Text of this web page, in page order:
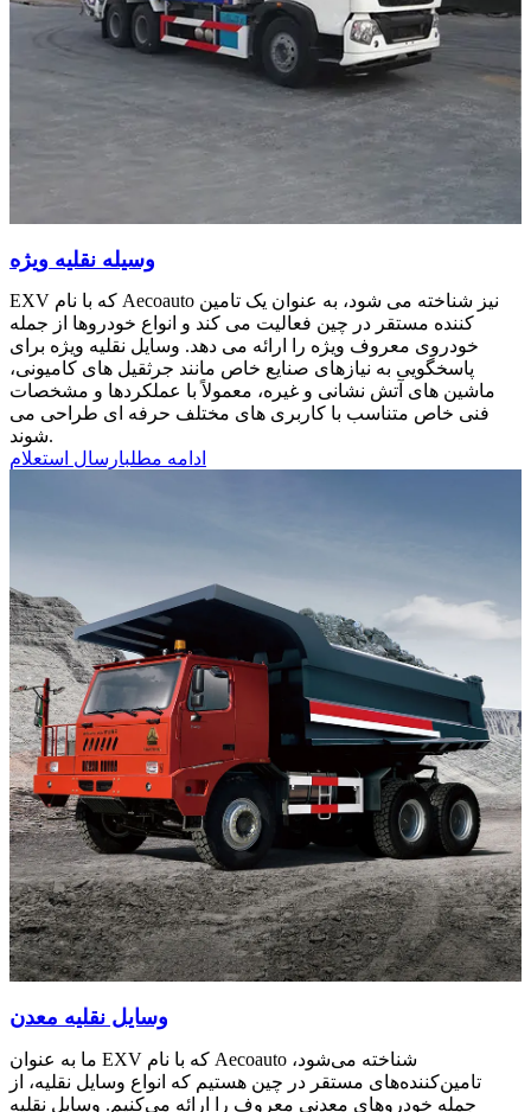
وسیله نقلیه ویژه
EXV که با نام Aecoauto نیز شناخته می شود، به عنوان یک تامین
کننده مستقر در چین فعالیت می کند و انواع خودروها از جمله
خودروی معروف ویژه را ارائه می دهد. وسایل نقلیه ویژه برای
پاسخگویی به نیازهای صنایع خاص مانند جرثقیل های کامیونی،
ماشین های آتش نشانی و غیره، معمولاً با عملکردها و مشخصات
فنی خاص متناسب با کاربری های مختلف حرفه ای طراحی می
شوند.
ادامه مطلبارسال استعلام
وسایل نقلیه معدن
ما به عنوان EXV که با نام Aecoauto شناخته می‌شود،
تامین‌کننده‌های مستقر در چین هستیم که انواع وسایل نقلیه، از
جمله خودروهای معدنی معروف را ارائه می‌کنیم. وسایل نقلیه